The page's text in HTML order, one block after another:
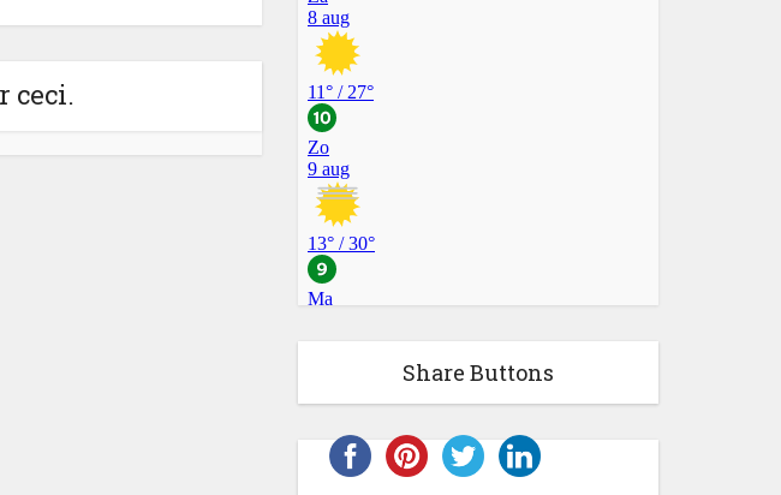
ceci.
Share Buttons